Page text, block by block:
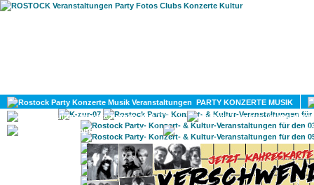
PARTY KONZERTE MUSIK
KULTUR
GAY